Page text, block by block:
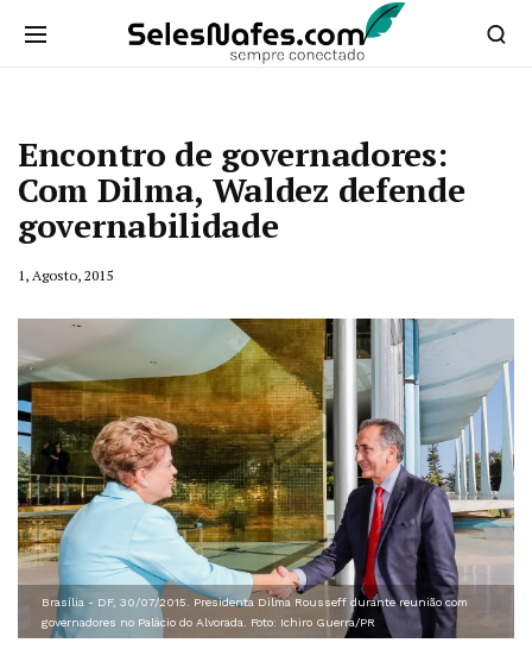
Encontro de governadores:
Com Dilma, Waldez defende
governabilidade
1, Agosto, 2015
Brasília - DF, 30/07/2015. Presidenta Dilma Rousseff durante reunião com
governadores no Palácio do Alvorada. Foto: Ichiro Guerra/PR